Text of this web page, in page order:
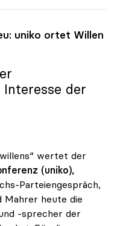
uniko ortet Willen
der
wertet der
(uniko),
Parteiengespräch,
Mahrer heute die
-sprecher der